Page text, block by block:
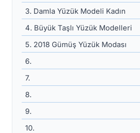
3. Damla Yüzük Modeli Kadın
4. Büyük Taşlı Yüzük Modelleri
5. 2018 Gümüş Yüzük Modası
6.
7.
8.
9.
10.